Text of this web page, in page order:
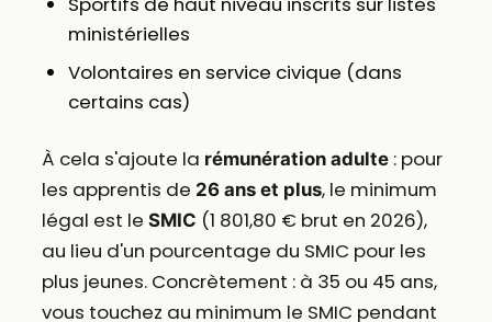
ministérielles
Volontaires en service civique (dans
certains cas)
À cela s'ajoute la rémunération adulte: pour
les apprentis de 26 ans et plus, le minimum
légal est le SMIC (1 801,80 € brut en 2026),
au lieu d'un pourcentage du SMIC pour les
plus jeunes. Concrètement : à 35 ou 45 ans,
vous touchez au minimum le SMIC pendant